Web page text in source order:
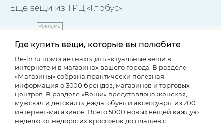
Ещё вещи из ТРЦ «Глобус»
Реклама
Где купить вещи, которые вы полюбите
Be-in.ru помогает находить актуальные вещи в
интернете и в магазинах вашего города. В разделе
«Магазины» собрана практически полезная
информация о 3000 брендов, магазинов и торговых
центров. В разделе «Вещи» представлена женская,
мужская и детская одежда, обувь и аксессуары из 200
интернет-магазинов. Всего 5000 новых вещей каждую
неделю: от недорогих кроссовок до платьев с